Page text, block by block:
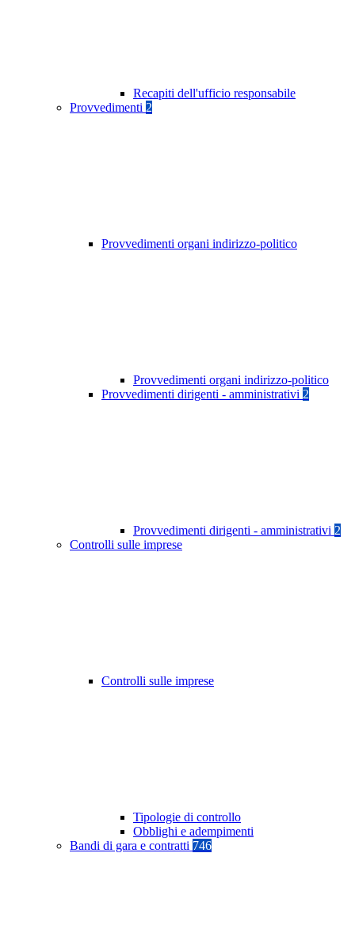
Recapiti dell'ufficio responsabile
Provvedimenti 2
Provvedimenti organi indirizzo-politico
Provvedimenti organi indirizzo-politico
Provvedimenti dirigenti - amministrativi 2
Provvedimenti dirigenti - amministrativi 2
Controlli sulle imprese
Controlli sulle imprese
Tipologie di controllo
Obblighi e adempimenti
Bandi di gara e contratti 746